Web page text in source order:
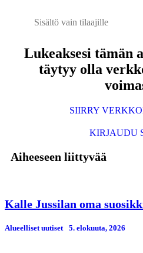
Sisältö vain tilaajille
Lukeaksesi tämän
täytyy olla
SIIRRY
KIRJAUDU
Aiheeseen liittyvää
Kalle Jussilan oma
Alueelliset uutiset 5. elokuuta, 2026